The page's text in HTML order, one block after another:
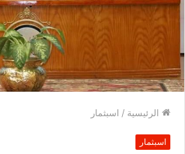
الرئيسية / اسبثمار
اسبثمار